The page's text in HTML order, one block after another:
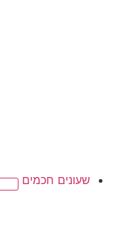
שעונים חכמים